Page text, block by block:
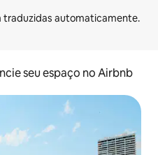
seu espaço no Airbnb